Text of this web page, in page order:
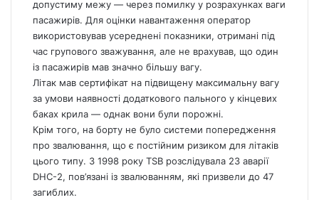
допустиму межу — через помилку у розрахунках ваги
пасажирів. Для оцінки навантаження оператор
використовував усереднені показники, отримані під
час групового зважування, але не врахував, що один
із пасажирів мав значно більшу вагу.
Літак мав сертифікат на підвищену максимальну вагу
за умови наявності додаткового пального у кінцевих
баках крила — однак вони були порожні.
Крім того, на борту не було системи попередження
про звалювання, що є постійним ризиком для літаків
цього типу. З 1998 року TSB розслідувала 23 аварії
DHC-2, пов’язані із звалюванням, які призвели до 47
загиблих.